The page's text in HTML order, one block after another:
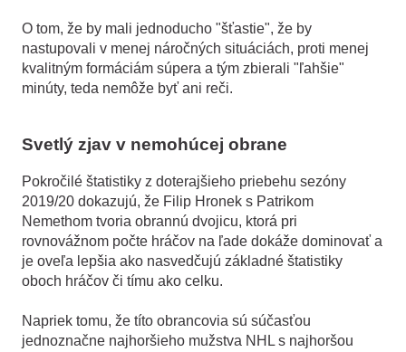
O tom, že by mali jednoducho "šťastie", že by
nastupovali v menej náročných situáciách, proti menej
kvalitným formáciám súpera a tým zbierali "ľahšie"
minúty, teda nemôže byť ani reči.
Svetlý zjav v nemohúcej obrane
Pokročilé štatistiky z doterajšieho priebehu sezóny
2019/20 dokazujú, že Filip Hronek s Patrikom
Nemethom tvoria obrannú dvojicu, ktorá pri
rovnovážnom počte hráčov na ľade dokáže dominovať a
je oveľa lepšia ako nasvedčujú základné štatistiky
oboch hráčov či tímu ako celku.
Napriek tomu, že títo obrancovia sú súčasťou
jednoznačne najhoršieho mužstva NHL s najhoršou